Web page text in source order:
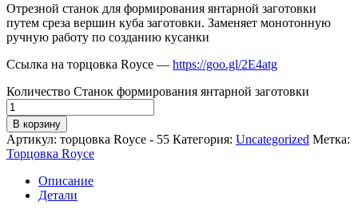
Отрезной станок для формирования янтарной заготовки
путем среза вершин куба заготовки. Заменяет монотонную
ручную работу по созданию кусанки
Ссылка на торцовка Royce — https://goo.gl/2E4atg
Количество Станок формирования янтарной заготовки
В корзину
Артикул: торцовка Royce - 55 Категория: Uncategorized Метка:
Торцовка Royce
Описание
Детали